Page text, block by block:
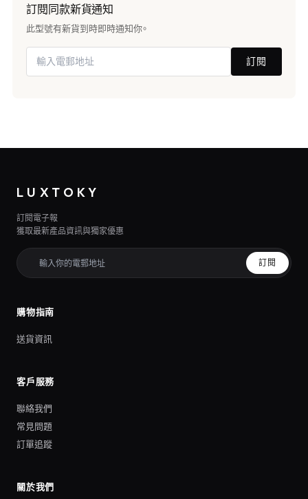
訂閱同款新貨通知
此型號有新貨到時即時通知你。
訂閱
LUXTOKY
訂閱電子報
獲取最新產品資訊與獨家優惠
訂閱
購物指南
送貨資訊
客戶服務
聯絡我們
常見問題
訂單追蹤
關於我們